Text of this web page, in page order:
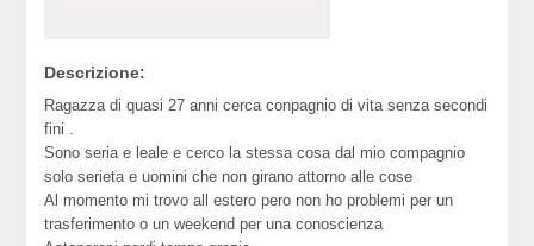
Descrizione:
Ragazza di quasi 27 anni cerca conpagnio di vita senza secondi
fini .
Sono seria e leale e cerco la stessa cosa dal mio compagnio
solo serieta e uomini che non girano attorno alle cose
Al momento mi trovo all estero pero non ho problemi per un
trasferimento o un weekend per una conoscienza